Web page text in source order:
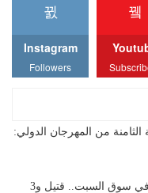
Instagram
Followers
الثامنة من المهرجان الدولي:
حفل زفاف ينتهي بمأساة في سوق السبت.. قتيل و3